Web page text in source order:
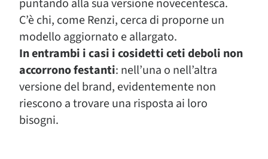
puntando alla sua versione novecentesca.
C’è chi, come Renzi, cerca di proporne un
modello aggiornato e allargato.
In entrambi i casi i cosidetti ceti deboli non
accorrono festanti: nell’una o nell’altra
versione del brand, evidentemente non
riescono a trovare una risposta ai loro
bisogni.